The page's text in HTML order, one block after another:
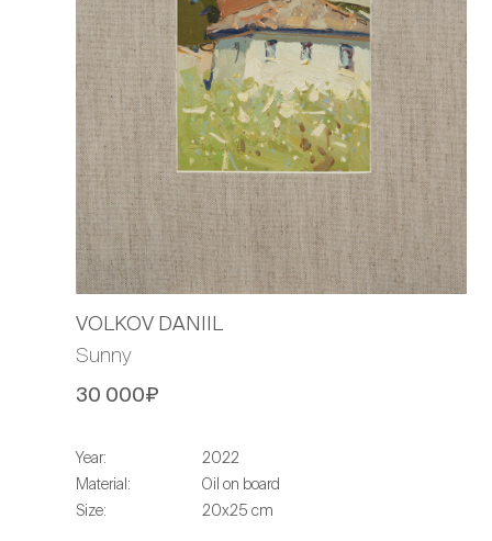
VOLKOV DANIIL
Sunny
30 000₽
Year:
2022
Material:
Oil on board
Size:
20х25 cm